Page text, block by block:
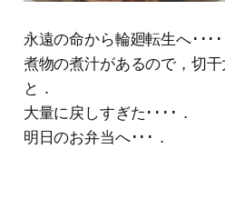
永遠の命から輪廻転生へ････
煮物の煮汁があるので，切
と．
大量に戻しすぎた････．
明日のお弁当へ･･･．